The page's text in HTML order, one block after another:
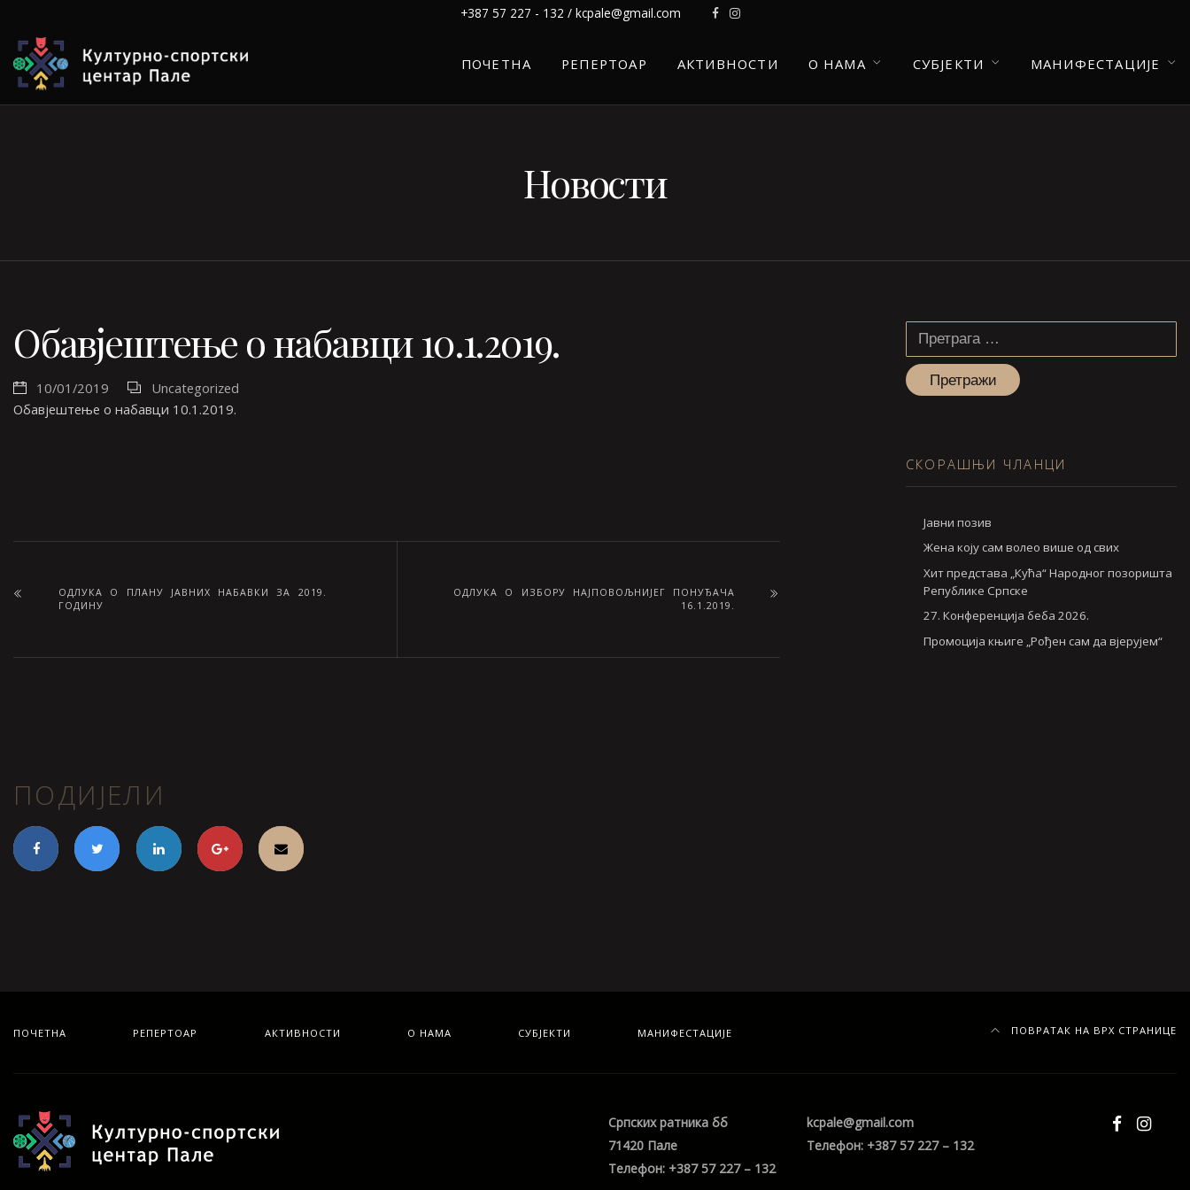
+387 57 227 - 132 / kcpale@gmail.com
ПОЧЕТНА РЕПЕРТОАР АКТИВНОСТИ О НАМА СУБЈЕКТИ МАНИФЕСТАЦИЈЕ
Новости
Обавјештење о набавци 10.1.2019.
10/01/2019
Uncategorized
Обавјештење о набавци 10.1.2019.
ОДЛУКА О ПЛАНУ ЈАВНИХ НАБАВКИ ЗА 2019.
ГОДИНУ
ОДЛУКА О ИЗБОРУ НАЈПОВОЉНИЈЕГ ПОНУЂАЧА
16.1.2019.
ПОДИЈЕЛИ
за:
СКОРАШЊИ ЧЛАНЦИ
Jавни позив
Жена коју сам волео више од свих
Хит представа „Кућа“ Народног позоришта
Републике Српске
27. Конференција беба 2026.
Промоција књиге „Рођен сам да вјерујем“
ПОЧЕТНА РЕПЕРТОАР АКТИВНОСТИ О НАМА СУБЈЕКТИ МАНИФЕСТАЦИЈЕ ПОВРАТАК НА ВРХ СТРАНИЦЕ
Српских ратника бб
71420 Пале
Телефон: +387 57 227 – 132
kcpale@gmail.com
Телефон: +387 57 227 – 132